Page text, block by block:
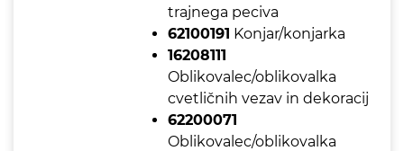
trajnega peciva
62100191 Konjar/konjarka
16208111
Oblikovalec/oblikovalka
cvetličnih vezav in dekoracij
62200071
Oblikovalec/oblikovalka